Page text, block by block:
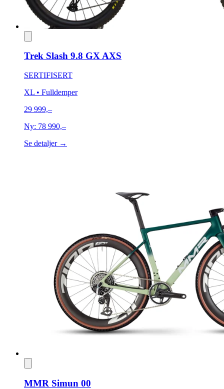
Trek Slash 9.8 GX AXS
SERTIFISERT
XL • Fulldemper
29 999,–
Ny: 78 990,–
Se detaljer →
MMR Simun 00